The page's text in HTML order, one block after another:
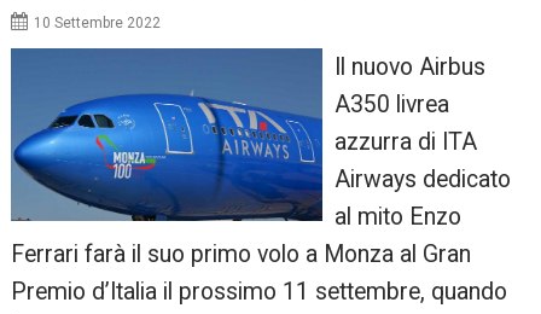
10 Settembre 2022
Il nuovo Airbus
A350 livrea
azzurra di ITA
Airways dedicato
al mito Enzo
Ferrari farà il suo primo volo a Monza al Gran
Premio d’Italia il prossimo 11 settembre, quando